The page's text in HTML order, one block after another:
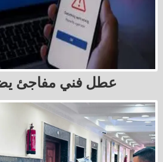
عطل فني مفاجئ